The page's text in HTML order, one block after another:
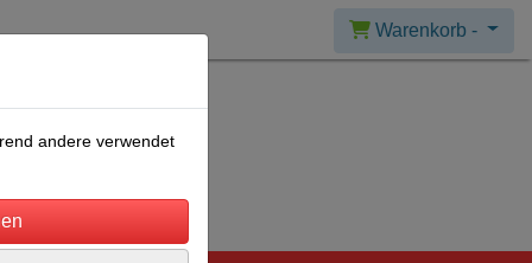
Warenkorb -
andere verwendet